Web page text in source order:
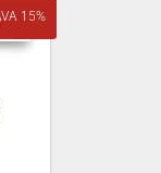
15%